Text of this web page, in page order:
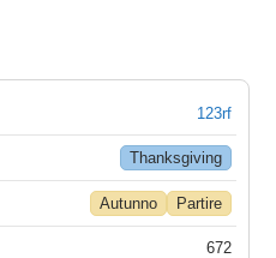
123rf
Thanksgiving
Autunno Partire
672